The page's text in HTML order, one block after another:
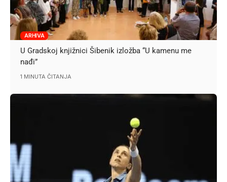
ARHIVA
U Gradskoj knjižnici Šibenik izložba “U kamenu me
nađi”
1 MINUTA ČITANJA